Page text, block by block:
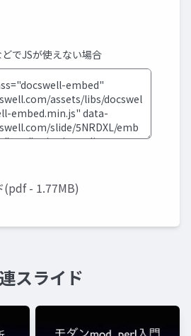
どでJSが使えない場合
(pdf - 1.77MB)
スライド